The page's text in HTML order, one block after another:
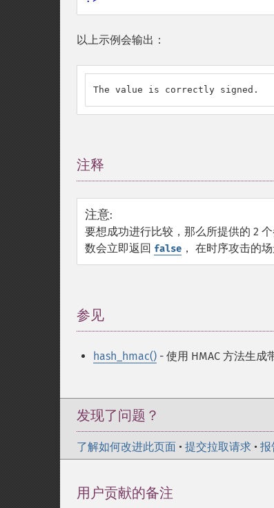
以上示例会输出：
The value is correctly signed.
注释
注意:
要想成功进行比较，那么所提供的 2
数会立即返回 false ， 在时序攻击的
参见
hash_hmac() - 使用 HMAC 方法生成
发现了问题？
了解如何改进此页面 • 提交拉取请求 • 报
用户贡献的备注